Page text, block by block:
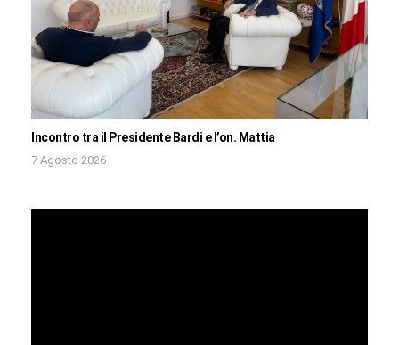
Incontro tra il Presidente Bardi e l’on. Mattia
7 Agosto 2026